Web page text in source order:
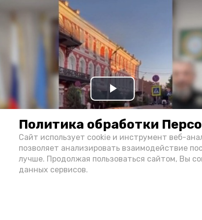
Политика обработки
Сайт использует cookie и инструмент веб-
позволяет анализировать взаимодействие
лучше. Продолжая пользоваться сайтом, Вы
данных сервисов.
Play
Video